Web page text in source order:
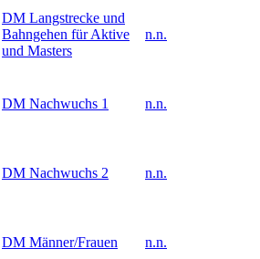
DM Langstrecke und
Bahngehen für Aktive
und Masters
n.n.
DM Nachwuchs 1 n.n.
DM Nachwuchs 2 n.n.
DM Männer/Frauen n.n.